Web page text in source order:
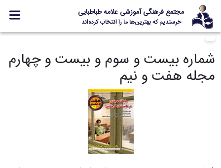
مجتمع فرهنگی آموزشی علامه طباطبایی
خرسندیم که بهترین‌ها ما را انتخاب کرده‌اند
ثبت نام
مدارس
شماره بیست و سوم و بیست و چهارم
مجله هفت و نیم